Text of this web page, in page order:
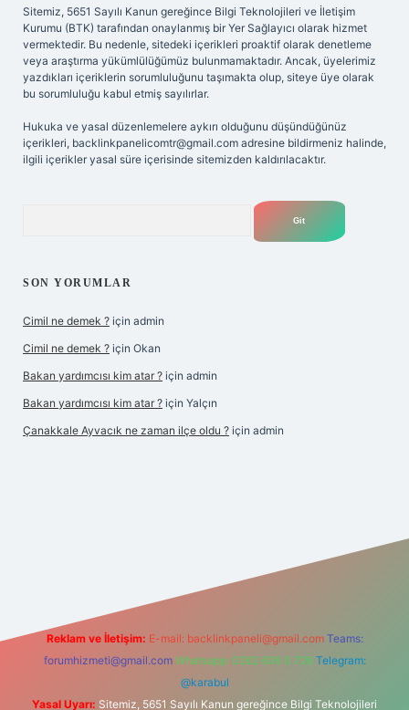
Sitemiz, 5651 Sayılı Kanun gereğince Bilgi Teknolojileri ve İletişim
Kurumu (BTK) tarafından onaylanmış bir Yer Sağlayıcı olarak hizmet
vermektedir. Bu nedenle, sitedeki içerikleri proaktif olarak denetleme
veya araştırma yükümlülüğümüz bulunmamaktadır. Ancak, üyelerimiz
yazdıkları içeriklerin sorumluluğunu taşımakta olup, siteye üye olarak
bu sorumluluğu kabul etmiş sayılırlar.
Hukuka ve yasal düzenlemelere aykırı olduğunu düşündüğünüz
içerikleri, backlinkpanelicomtr@gmail.com adresine bildirmeniz halinde,
ilgili içerikler yasal süre içerisinde sitemizden kaldırılacaktır.
SON YORUMLAR
Cimil ne demek ? için admin
Cimil ne demek ? için Okan
Bakan yardımcısı kim atar ? için admin
Bakan yardımcısı kim atar ? için Yalçın
Çanakkale Ayvacık ne zaman ilçe oldu ? için admin
Reklam ve İletişim: E-mail: backlinkpaneli@gmail.com Teams:
forumhizmeti@gmail.com Whatsapp: 0262 606 0 726 Telegram:
@karabul
Yasal Uyarı: Sitemiz, 5651 Sayılı Kanun gereğince Bilgi Teknolojileri